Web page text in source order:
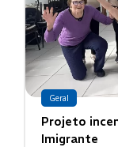
Geral
Projeto
Imigrante